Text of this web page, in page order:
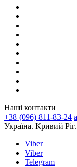
Наші контакти
+38 (096) 811-83-24
Україна. Кривий
Viber
Viber
Telegram